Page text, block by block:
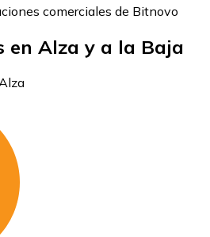
comerciales de Bitnovo
en Alza y a la Baja